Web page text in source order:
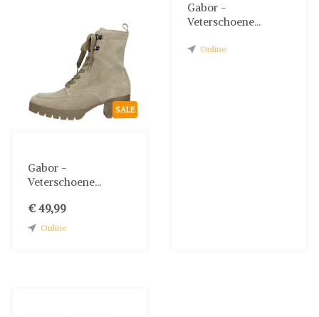
SALE
Gabor -
Veterschoene...
€ 49,99
Online
Gabor -
Veterschoene...
Online